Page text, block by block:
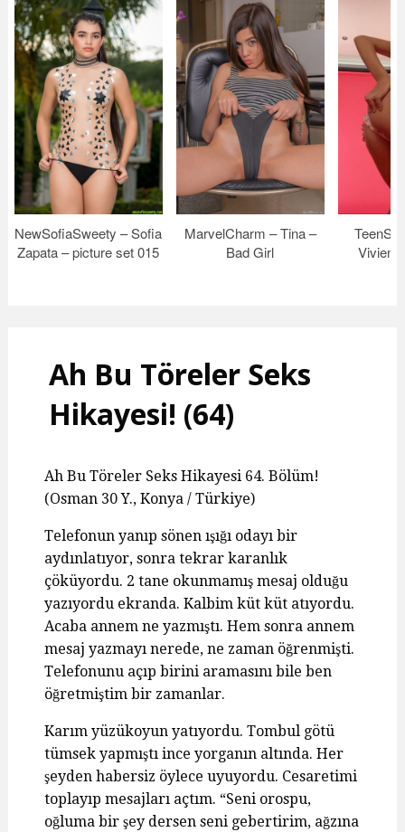
NewSofiaSweety – Sofia
Zapata – picture set 015
MarvelCharm – Tina –
Bad Girl
Vivien
Ah Bu Töreler Seks
Hikayesi! (64)
Ah Bu Töreler Seks Hikayesi 64. Bölüm!
(Osman 30 Y., Konya / Türkiye)
Telefonun yanıp sönen ışığı odayı bir
aydınlatıyor, sonra tekrar karanlık
çöküyordu. 2 tane okunmamış mesaj olduğu
yazıyordu ekranda. Kalbim küt küt atıyordu.
Acaba annem ne yazmıştı. Hem sonra annem
mesaj yazmayı nerede, ne zaman öğrenmişti.
Telefonunu açıp birini aramasını bile ben
öğretmiştim bir zamanlar.
Karım yüzükoyun yatıyordu. Tombul götü
tümsek yapmıştı ince yorganın altında. Her
şeyden habersiz öylece uyuyordu. Cesaretimi
toplayıp mesajları açtım. “Seni orospu,
oğluma bir şey dersen seni gebertirim, ağzına